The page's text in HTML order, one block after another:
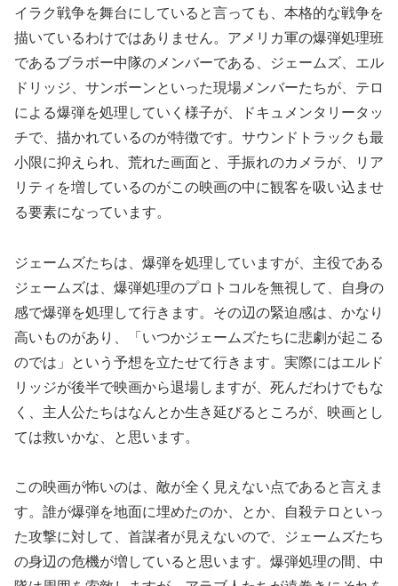
イラク戦争を舞台にしていると言っても、本格的な戦争を
描いているわけではありません。アメリカ軍の爆弾処理班
であるブラボー中隊のメンバーである、ジェームズ、エル
ドリッジ、サンボーンといった現場メンバーたちが、テロ
による爆弾を処理していく様子が、ドキュメンタリータッ
チで、描かれているのが特徴です。サウンドトラックも最
小限に抑えられ、荒れた画面と、手振れのカメラが、リア
リティを増しているのがこの映画の中に観客を吸い込ませ
る要素になっています。
ジェームズたちは、爆弾を処理していますが、主役である
ジェームズは、爆弾処理のプロトコルを無視して、自身の
感で爆弾を処理して行きます。その辺の緊迫感は、かなり
高いものがあり、「いつかジェームズたちに悲劇が起こる
のでは」という予想を立たせて行きます。実際にはエルド
リッジが後半で映画から退場しますが、死んだわけでもな
く、主人公たちはなんとか生き延びるところが、映画とし
ては救いかな、と思います。
この映画が怖いのは、敵が全く見えない点であると言えま
す。誰が爆弾を地面に埋めたのか、とか、自殺テロといっ
た攻撃に対して、首謀者が見えないので、ジェームズたち
の身辺の危機が増していると思います。爆弾処理の間、中